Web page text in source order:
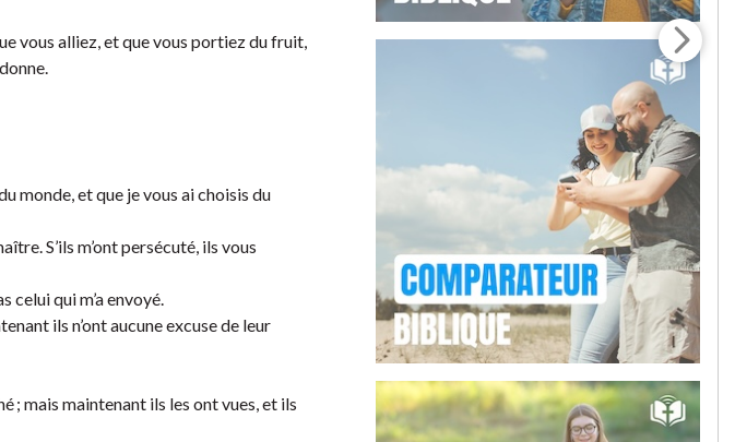
vous alliez, et que vous portiez du fruit,
monde, et que je vous ai choisis du
S’ils m’ont persécuté, ils vous
celui qui m’a envoyé.
ils n’ont aucune excuse de leur
; mais maintenant ils les ont vues, et ils